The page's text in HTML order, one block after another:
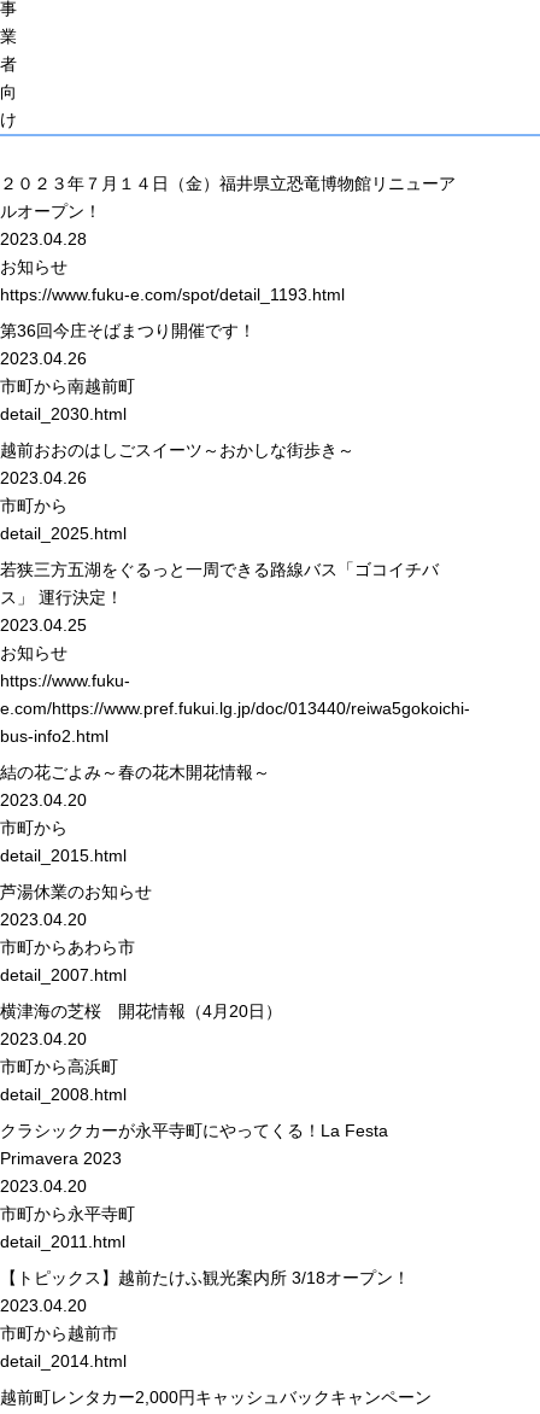
事
業
者
向
け
２０２３年７月１４日（金）福井県立恐竜博物館リニューア
ルオープン！
2023.04.28
お知らせ
https://www.fuku-e.com/spot/detail_1193.html
第36回今庄そばまつり開催です！
2023.04.26
市町から南越前町
detail_2030.html
越前おおのはしごスイーツ～おかしな街歩き～
2023.04.26
市町から
detail_2025.html
若狭三方五湖をぐるっと一周できる路線バス「ゴコイチバ
ス」 運行決定！
2023.04.25
お知らせ
https://www.fuku-
e.com/https://www.pref.fukui.lg.jp/doc/013440/reiwa5gokoichi-
bus-info2.html
結の花ごよみ～春の花木開花情報～
2023.04.20
市町から
detail_2015.html
芦湯休業のお知らせ
2023.04.20
市町からあわら市
detail_2007.html
横津海の芝桜 開花情報（4月20日）
2023.04.20
市町から高浜町
detail_2008.html
クラシックカーが永平寺町にやってくる！La Festa
Primavera 2023
2023.04.20
市町から永平寺町
detail_2011.html
【トピックス】越前たけふ観光案内所 3/18オープン！
2023.04.20
市町から越前市
detail_2014.html
越前町レンタカー2,000円キャッシュバックキャンペーン